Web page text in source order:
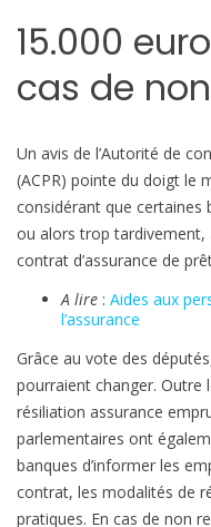
u
f
i
r
e
b
a
s
e
r
l
a
n
o
t
15.000
cas de
Un avis de l’Autorité de
(ACPR) pointe du doigt le
considérant que certaines
ou alors trop
contrat d’assurance de
A lire : Aides aux
l’assurance
Grâce au vote des
pourraient changer. Outre
résiliation assurance
parlementaires ont
banques d’informer les
contrat, les modalités de
pratiques. En cas de non